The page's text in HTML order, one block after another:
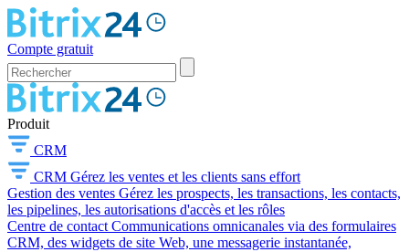
Compte gratuit
Produit
CRM
CRM Gérez les ventes et les clients sans effort
Gestion des ventes Gérez les prospects, les transactions, les contacts,
les pipelines, les autorisations d'accès et les rôles
Centre de contact Communications omnicanales via des formulaires
CRM, des widgets de site Web, une messagerie instantanée,